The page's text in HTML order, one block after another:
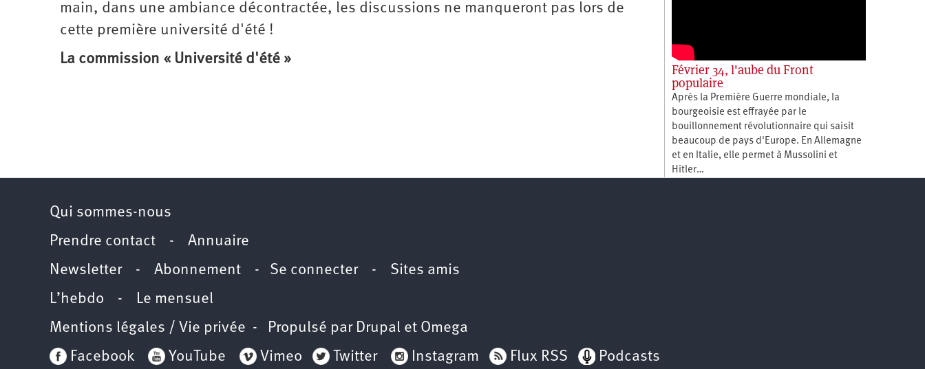
main, dans une ambiance décontractée, les discussions ne manqueront pas lors de
cette première université d'été !
La commission « Université d'été »
Février 34, l'aube du Front
populaire
Après la Première Guerre mondiale, la
bourgeoisie est effrayée par le
bouillonnement révolutionnaire qui saisit
beaucoup de pays d'Europe. En Allemagne
et en Italie, elle permet à Mussolini et
Hitler…
Qui sommes-nous
Prendre contact - Annuaire
Newsletter - Abonnement - Se connecter- Sites amis
L’hebdo - Le mensuel
Mentions légales / Vie privée - Propulsé par Drupal et Omega
Facebook
YouTube Vimeo Twitter Instagram Flux RSS Podcasts